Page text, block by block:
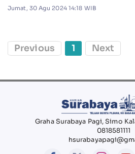
Jumat, 30 Agu 2024 14:18 WIB
Previous 1 Next
Graha Surabaya Pagi, Simo
0818581111